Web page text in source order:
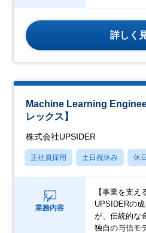
詳しく
Machine Learning
レックス】
株式会社UPSIDER
正社員採用 土日祝休み 休
業務内容
【事業を支え
UPSIDERの
が、伝統的な
独自の与信モ